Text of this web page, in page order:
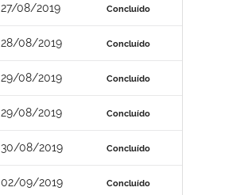
27/08/2019 Concluído
28/08/2019 Concluído
29/08/2019 Concluído
29/08/2019 Concluído
30/08/2019 Concluído
02/09/2019 Concluído